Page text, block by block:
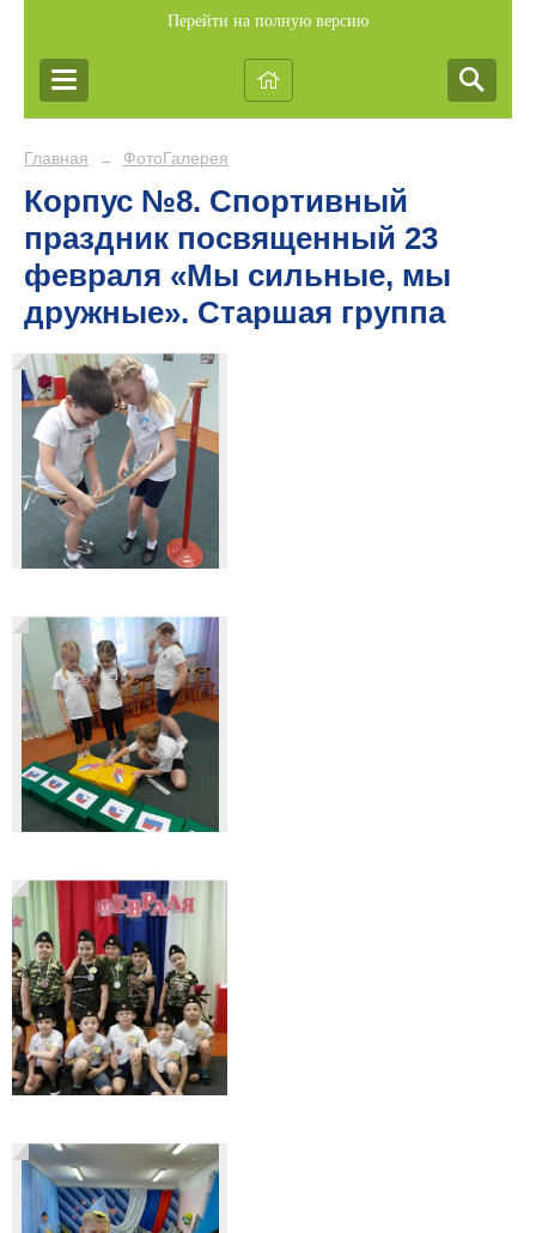
Перейти на полную версию
Главная → ФотоГалерея
Корпус №8. Спортивный
праздник посвященный 23
февраля «Мы сильные, мы
дружные». Старшая группа